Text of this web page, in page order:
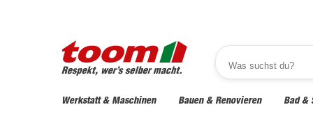
Werkstatt & Maschinen Bauen & Renovieren Bad &